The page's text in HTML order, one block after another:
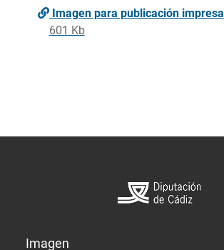
Imagen para publicación impresa
601 Kb
Imagen